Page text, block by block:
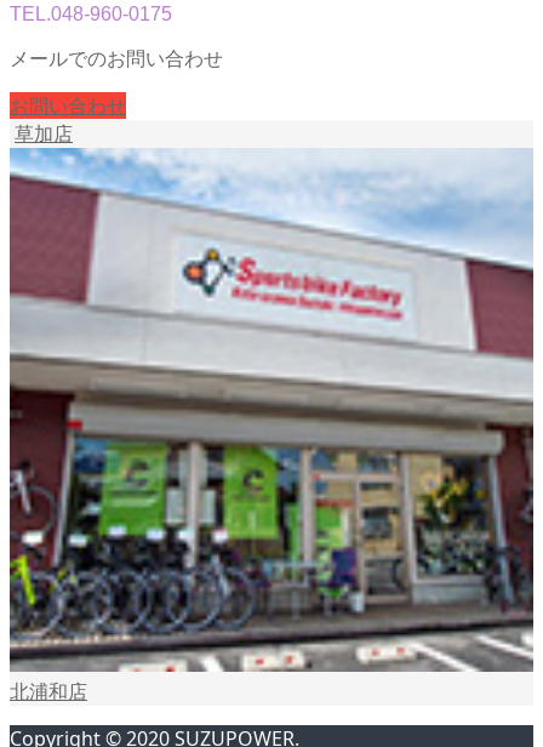
TEL.048-960-0175
メールでのお問い合わせ
お問い合わせ
草加店
北浦和店
Copyright © 2020 SUZUPOWER.